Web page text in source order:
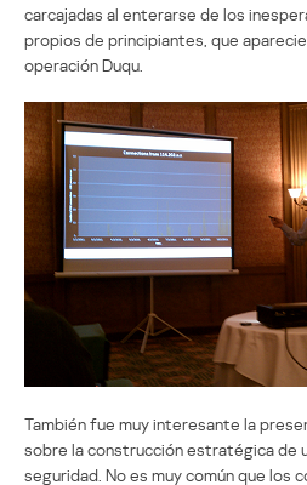
carcajadas al enterarse de los
propios de principiantes, que
operación Duqu.
También fue muy interesante la
sobre la construcción estratégica de
seguridad. No es muy común que los